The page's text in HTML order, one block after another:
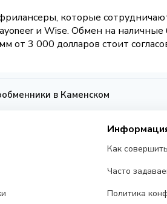
которые
и Wise. Обмен на
от 3 000 долларов стоит
в Каменском
Как
Часто
Политика